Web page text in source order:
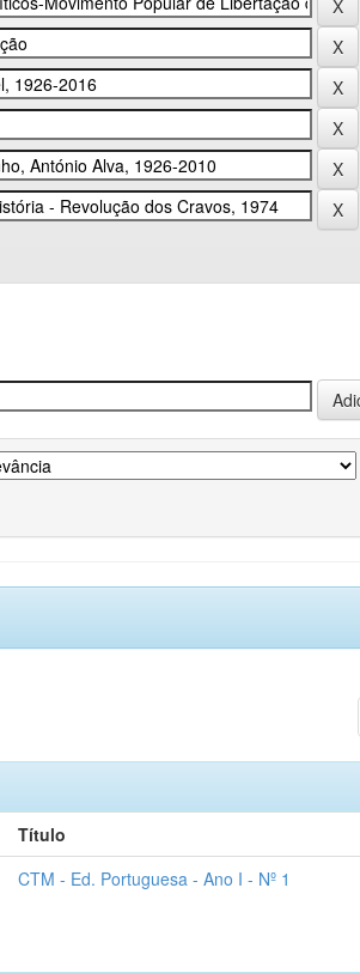
Título
CTM - Ed. Portuguesa - Ano I - Nº 1